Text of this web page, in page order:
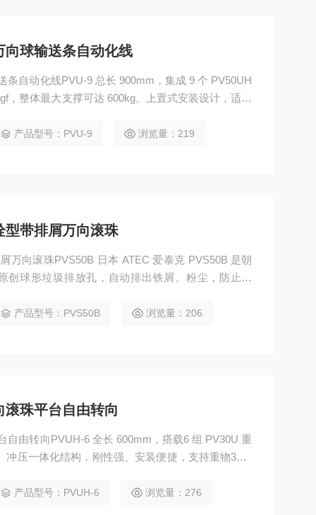
向球输送条自动化线
条自动化线PVU-9 总长 900mm，集成 9 个 PV50UH
，整体最大支撑可达 600kg。上置式安装设计，适配
产品型号：PVU-9 浏览量：219
型带排屑万向滚珠
万向滚珠PVS50B 日本 ATEC 爱泰克 PVS50B 是朝
创球形垃圾排放孔，自动排出铁屑、粉尘，防止卡
产品型号：PVS50B 浏览量：206
滚珠平台自由转向
自由转向PVUH-6 全长 600mm，搭载6 组 PV30U 重
压一体化结构，刚性强、安装便捷，支持重物360°
产品型号：PVUH-6 浏览量：276